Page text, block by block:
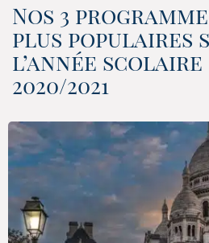
Nos 3
plus populaires
l’année scolaire
2020/2021